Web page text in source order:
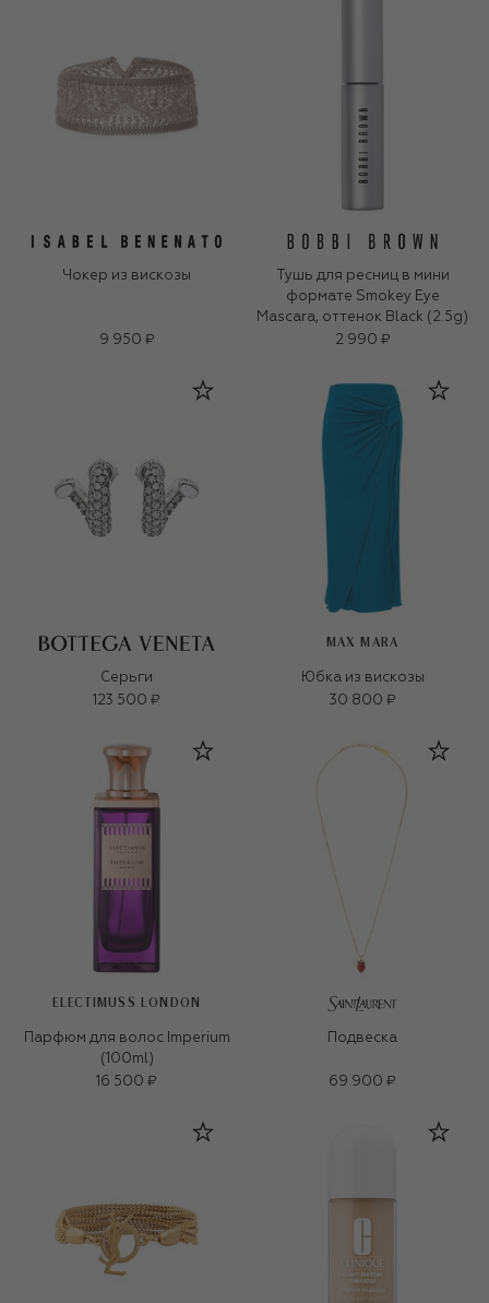
Чокер из вискозы
9 950 ₽
Тушь для ресниц в мини
формате Smokey Eye
Mascara, оттенок Black (2.5g)
2 990 ₽
Серьги
123 500 ₽
MAX MARA
Юбка из вискозы
30 800 ₽
ELECTIMUSS LONDON
Парфюм для волос Imperium
(100ml)
16 500 ₽
Подвеска
69 900 ₽